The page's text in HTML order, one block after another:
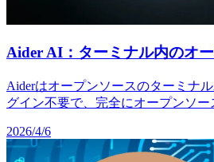
Aider AI：ターミナル内のオ
Aiderはオープンソースのターミナ
グイン不要で、完全にオープンソー
2026/4/6